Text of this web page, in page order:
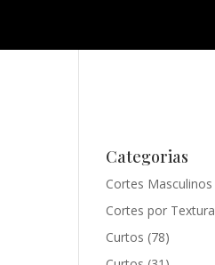
Categorias
Cortes Masculinos
Cortes por Textura
Curtos (78)